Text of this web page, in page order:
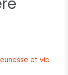
et vie